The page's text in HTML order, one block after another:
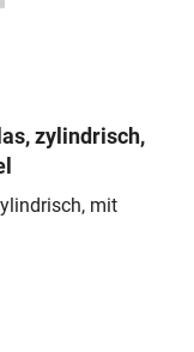
zylindrisch,
mit